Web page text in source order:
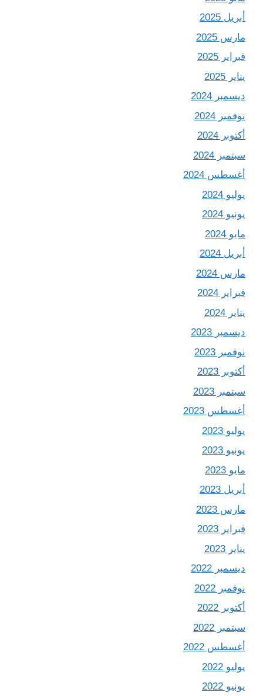
أبريل 2025
مارس 2025
فبراير 2025
يناير 2025
ديسمبر 2024
نوفمبر 2024
أكتوبر 2024
سبتمبر 2024
أغسطس 2024
يوليو 2024
يونيو 2024
مايو 2024
أبريل 2024
مارس 2024
فبراير 2024
يناير 2024
ديسمبر 2023
نوفمبر 2023
أكتوبر 2023
سبتمبر 2023
أغسطس 2023
يوليو 2023
يونيو 2023
مايو 2023
أبريل 2023
مارس 2023
فبراير 2023
يناير 2023
ديسمبر 2022
نوفمبر 2022
أكتوبر 2022
سبتمبر 2022
أغسطس 2022
يوليو 2022
يونيو 2022